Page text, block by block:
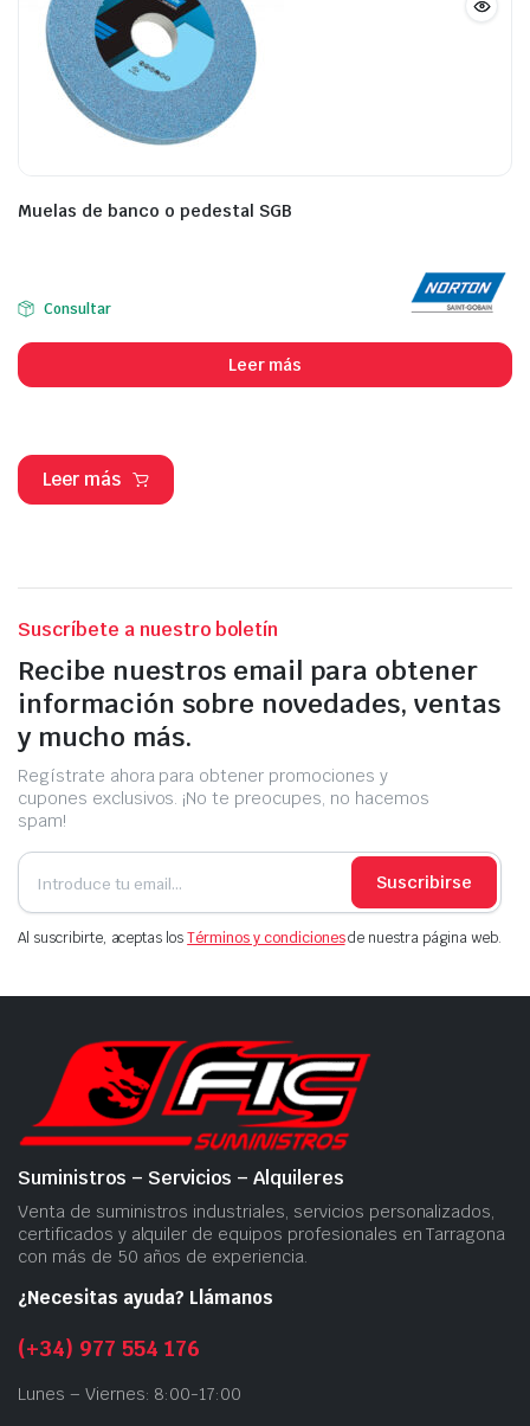
Muelas de banco o pedestal SGB
Consultar
Leer más
Leer más
Suscríbete a nuestro boletín
Recibe nuestros email para obtener
información sobre novedades, ventas
y mucho más.
Regístrate ahora para obtener promociones y
cupones exclusivos. ¡No te preocupes, no hacemos
spam!
Suscribirse
Al suscribirte, aceptas losTérminos y condicionesde nuestra página web.
Suministros – Servicios – Alquileres
Venta de suministros industriales, servicios personalizados,
certificados y alquiler de equipos profesionales en Tarragona
con más de 50 años de experiencia.
¿Necesitas ayuda? Llámanos
(+34) 977 554 176
Lunes – Viernes: 8:00-17:00